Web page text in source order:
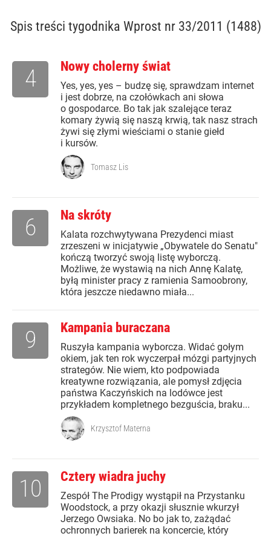
Spis treści tygodnika Wprost nr 33/2011 (1488)
Nowy cholerny świat
Yes, yes, yes – budzę się, sprawdzam internet
i jest dobrze, na czołówkach ani słowa
o gospodarce. Bo tak jak szalejące teraz
komary żywią się naszą krwią, tak nasz strach
żywi się złymi wieściami o stanie giełd
i kursów.
4
Tomasz Lis
Na skróty
Kalata rozchwytywana Prezydenci miast
zrzeszeni w inicjatywie „Obywatele do Senatu"
kończą tworzyć swoją listę wyborczą.
Możliwe, że wystawią na nich Annę Kalatę,
byłą minister pracy z ramienia Samoobrony,
która jeszcze niedawno miała...
6
Kampania buraczana
Ruszyła kampania wyborcza. Widać gołym
okiem, jak ten rok wyczerpał mózgi partyjnych
strategów. Nie wiem, kto podpowiada
kreatywne rozwiązania, ale pomysł zdjęcia
państwa Kaczyńskich na lodówce jest
przykładem kompletnego bezguścia, braku...
9
Krzysztof Materna
Cztery wiadra juchy
Zespół The Prodigy wystąpił na Przystanku
Woodstock, a przy okazji słusznie wkurzył
Jerzego Owsiaka. No bo jak to, zażądać
ochronnych barierek na koncercie, który
10